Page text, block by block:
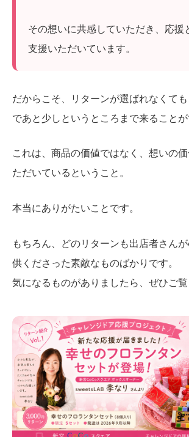
その想いに共感していただき、応援
支援いただいています。
だからこそ、リターンが選ばれなくて
であと少しというところまで来ることが
これは、商品の価値ではなく、想いの
ただいているということ。
本当にありがたいことです。
もちろん、どのリターンも出店者さん
供くださった素敵なものばかりです。
気になるものがありましたら、ぜひご覧